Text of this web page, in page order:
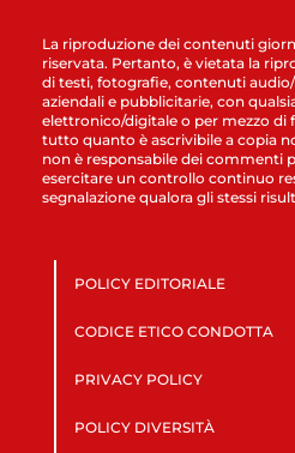
La riproduzione dei contenuti
riservata. Pertanto, è vietata la
di testi, fotografie, contenuti
aziendali e pubblicitarie, con
elettronico/digitale o per mezzo di
tutto quanto è ascrivibile a copia
non è responsabile dei commenti
esercitare un controllo continuo
segnalazione qualora gli stessi
POLICY EDITORIALE
CODICE ETICO CONDOTTA
PRIVACY POLICY
POLICY DIVERSITÀ